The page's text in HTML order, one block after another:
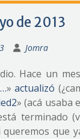
de 2013
Jomra
Hace un
»actualizó
» (acá usaba
terminado
que